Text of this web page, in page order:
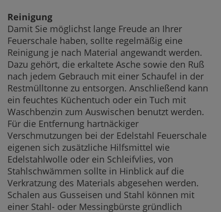
Reinigung
Damit Sie möglichst lange Freude an Ihrer
Feuerschale haben, sollte regelmäßig eine
Reinigung je nach Material angewandt werden.
Dazu gehört, die erkaltete Asche sowie den Ruß
nach jedem Gebrauch mit einer Schaufel in der
Restmülltonne zu entsorgen. Anschließend kann
ein feuchtes Küchentuch oder ein Tuch mit
Waschbenzin zum Auswischen benutzt werden.
Für die Entfernung hartnäckiger
Verschmutzungen bei der Edelstahl Feuerschale
eigenen sich zusätzliche Hilfsmittel wie
Edelstahlwolle oder ein Schleifvlies, von
Stahlschwämmen sollte in Hinblick auf die
Verkratzung des Materials abgesehen werden.
Schalen aus Gusseisen und Stahl können mit
einer Stahl- oder Messingbürste gründlich